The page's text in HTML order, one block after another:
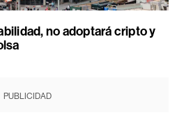
no adoptará cripto y
PUBLICIDAD